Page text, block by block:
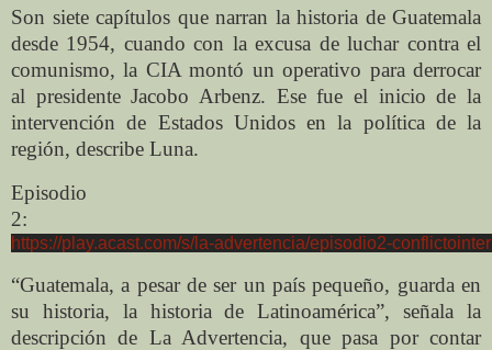
Son siete capítulos que narran la historia de Guatemala
desde 1954, cuando con la excusa de luchar contra el
comunismo, la CIA montó un operativo para derrocar
al presidente Jacobo Arbenz. Ese fue el inicio de la
intervención de Estados Unidos en la política de la
región, describe Luna.
Episodio
2:
https://play.acast.com/s/la-advertencia/episodio2-
“Guatemala, a pesar de ser un país pequeño, guarda en
su historia, la historia de Latinoamérica”, señala la
descripción de La Advertencia, que pasa por contar